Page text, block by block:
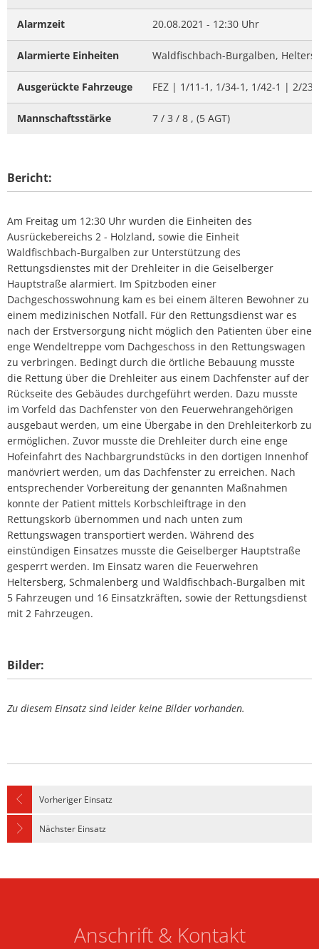
Alarmzeit 20.08.2021 - 12:30 Uhr
Alarmierte Einheiten Waldfischbach-Burgalben,
Ausgerückte Fahrzeuge FEZ | 1/11-1, 1/34-1, 1/42-1 | 2/
Mannschaftsstärke 7 / 3 / 8 , (5 AGT)
Bericht:
Am Freitag um 12:30 Uhr wurden die Einheiten des
Ausrückebereichs 2 - Holzland, sowie die Einheit
Waldfischbach-Burgalben zur Unterstützung des
Rettungsdienstes mit der Drehleiter in die Geiselberger
Hauptstraße alarmiert. Im Spitzboden einer
Dachgeschosswohnung kam es bei einem älteren Bewohner zu
einem medizinischen Notfall. Für den Rettungsdienst war es
nach der Erstversorgung nicht möglich den Patienten über eine
enge Wendeltreppe vom Dachgeschoss in den Rettungswagen
zu verbringen. Bedingt durch die örtliche Bebauung musste
die Rettung über die Drehleiter aus einem Dachfenster auf der
Rückseite des Gebäudes durchgeführt werden. Dazu musste
im Vorfeld das Dachfenster von den Feuerwehrangehörigen
ausgebaut werden, um eine Übergabe in den Drehleiterkorb zu
ermöglichen. Zuvor musste die Drehleiter durch eine enge
Hofeinfahrt des Nachbargrundstücks in den dortigen Innenhof
manövriert werden, um das Dachfenster zu erreichen. Nach
entsprechender Vorbereitung der genannten Maßnahmen
konnte der Patient mittels Korbschleiftrage in den
Rettungskorb übernommen und nach unten zum
Rettungswagen transportiert werden. Während des
einstündigen Einsatzes musste die Geiselberger Hauptstraße
gesperrt werden. Im Einsatz waren die Feuerwehren
Heltersberg, Schmalenberg und Waldfischbach-Burgalben mit
5 Fahrzeugen und 16 Einsatzkräften, sowie der Rettungsdienst
mit 2 Fahrzeugen.
Bilder:
Zu diesem Einsatz sind leider keine Bilder vorhanden.
Vorheriger Einsatz
Nächster Einsatz
Anschrift & Kontakt